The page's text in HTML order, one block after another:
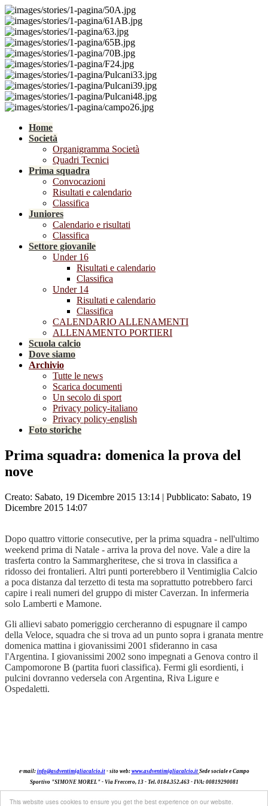
This website uses cookies to ensure you get the best experience on our website.
Home
Società
Organigramma Società
Quadri Tecnici
Prima squadra
Convocazioni
Risultati e calendario
Classifica
Juniores
Calendario e risultati
Classifica
Settore giovanile
Under 16
Risultati e calendario
Classifica
Under 14
Risultati e calendario
Classifica
CALENDARIO ALLENAMENTI
ALLENAMENTO PORTIERI
Scuola calcio
Dove siamo
Archivio
Tutte le news
Scarica documenti
Un secolo di sport
Privacy policy-italiano
Privacy policy-english
Foto storiche
Prima squadra: domenica la prova del
nove
Creato: Sabato, 19 Dicembre 2015 13:14 | Pubblicato: Sabato, 19
Dicembre 2015 14:07
Dopo quattro vittorie consecutive, per la prima squadra - nell'ultimo
weekend prima di Natale - arriva la prova del nove. Vale a dire la
trasferta contro la Sammargheritese, che si trova in classifica a
ridosso dei frontalieri. Altri punti porterebbero il Ventimiglia Calcio
a poca distanza dal terzetto di testa ma soprattutto potrebbero farci
capire i reali numeri del gruppo di mister Caverzan. In infermeria
solo Lamberti e Mamone.
Gli allievi sabato pomeriggio cercheranno di espugnare il campo
della Veloce, squadra che si trova ad un punto sopra i granata mentre
domenica mattina i giovanissimi 2001 sfideranno in casa
l'Argentina. I giovanissimi 2002 sono impegnati a Genova contro il
Campomorone B (partita fuori classifica). Fermi gli esordienti, i
pulcini dovranno vedersela con Argentina, Riva Ligure e
Ospedaletti.
e-mail: info@asdventimigliacalcio.it- sito web: www.asdventimigliacalcio.it Sede sociale e Campo
Sportivo "SIMONE MOREL" - Via Freccero, 13 - Tel. 0184.352.463 - IVA: 00819290081
Copyright © 2013. All Rights Reserved.